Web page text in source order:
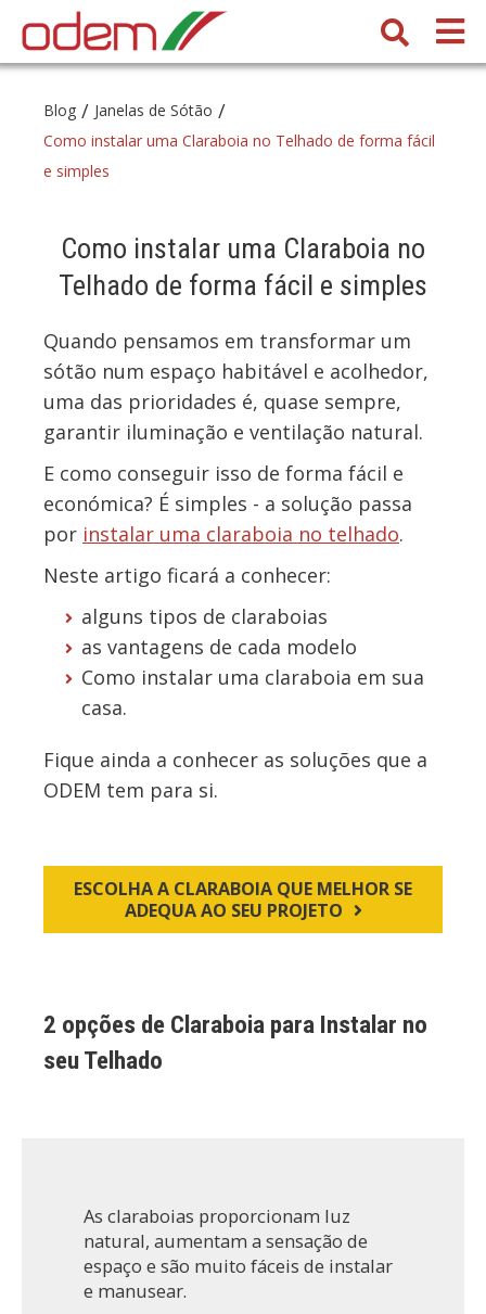
Blog / Janelas de Sótão /
Como instalar uma Claraboia no Telhado de forma fácil
e simples
Como instalar uma Claraboia no
Telhado de forma fácil e simples
Quando pensamos em transformar um
sótão num espaço habitável e acolhedor,
uma das prioridades é, quase sempre,
garantir iluminação e ventilação natural.
E como conseguir isso de forma fácil e
económica? É simples - a solução passa
por instalar uma claraboia no telhado.
Neste artigo ficará a conhecer:
alguns tipos de claraboias
as vantagens de cada modelo
Como instalar uma claraboia em sua
casa.
Fique ainda a conhecer as soluções que a
ODEM tem para si.
ESCOLHA A CLARABOIA QUE MELHOR SE
ADEQUA AO SEU PROJETO
2 opções de Claraboia para Instalar no
seu Telhado
As claraboias proporcionam luz
natural, aumentam a sensação de
espaço e são muito fáceis de instalar
e manusear.